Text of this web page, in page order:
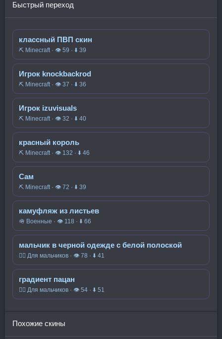
Быстрый переход
классный ПВП скин
⛏️ Minecraft · 👁 59 · ⬇ 39
Игрок knockbackrod
⛏️ Minecraft · 👁 37 · ⬇ 36
Игрок izuvisuals
⛏️ Minecraft · 👁 32 · ⬇ 40
красный король
⛏️ Minecraft · 👁 132 · ⬇ 46
Сам
⛏️ Minecraft · 👁 72 · ⬇ 39
камуфляж из листьев
🪖 Военные · 👁 118 · ⬇ 66
мальчик в черной одежде с белой полоской
🧍‍♂️ Для мальчиков · 👁 78 · ⬇ 41
градиент пацан
🧍‍♂️ Для мальчиков · 👁 54 · ⬇ 51
Похожие скины